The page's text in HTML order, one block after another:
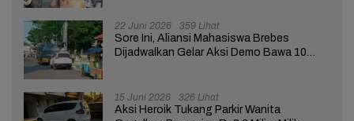
22 Juni 2026 359 Lihat
Sore Ini, Aliansi Mahasiswa Brebes
Dijadwalkan Gelar Aksi Demo Bawa 10
15 Juni 2026 326 Lihat
Aksi Heroik Tukang Parkir Wanita